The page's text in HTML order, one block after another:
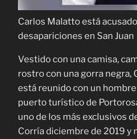
Carlos Malatto está
desapariciones en San Juan
Vestido con una camisa,
rostro con una gorra negra,
está reunido con un
puerto turístico de
uno de los más exclusivos
Corría diciembre de 2019 y